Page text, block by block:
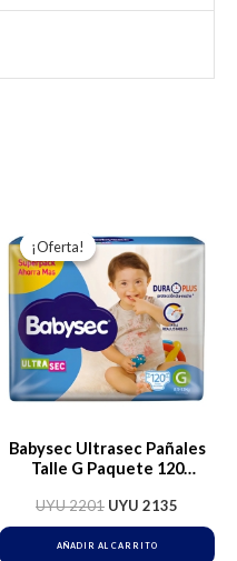
¡Oferta!
¡Oferta!
Babysec Ultrasec Pañales
Talle G Paquete 120
UYU2201
precio
original
era:
UYU 2201.
UYU 2135
precio
actual
UYU
AÑADIR AL CARRITO